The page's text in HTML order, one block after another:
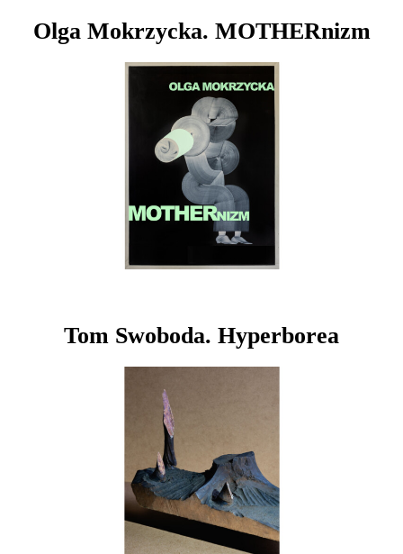
Olga Mokrzycka. MOTHERnizm
Tom Swoboda. Hyperborea